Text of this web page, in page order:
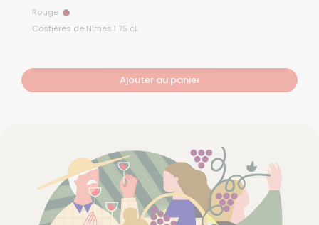
Rouge Rouge
Costières de Nîmes | 75 cL
Ajouter au panier